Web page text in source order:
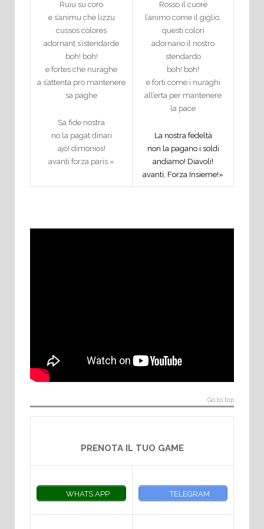
Ruiu su coro
e s’animu che lizzu
cussos colores
adornant s’istendarde
boh! boh!
e fortes che nuraghe
a s’attenta pro mantenere
sa paghe
Sa fide nostra
no la pagat dinari
ajò! dimonios!
avanti forza paris.»
Rosso il cuore
l’animo come il giglio,
questi colori
adornano il nostro
stendardo
boh! boh!
e forti come i nuraghi
all’erta per mantenere
la pace
La nostra fedeltà
non la pagano i soldi
andiamo! Diavoli!
avanti, Forza Insieme!»
Go to top
PRENOTA IL TUO GAME
WHATS APP TELEGRAM